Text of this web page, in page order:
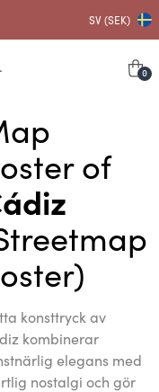
SV (SEK)
0
of
konsttryck av
kombinerar
elegans med
nostalgi och gör